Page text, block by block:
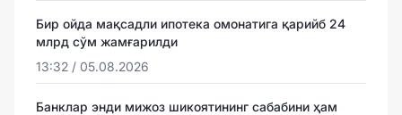
Бир ойда мақсадли ипотека омонатига қарийб 24
млрд сўм жамғарилди
13:32 / 05.08.2026
Банклар энди мижоз шикоятининг сабабини ҳам